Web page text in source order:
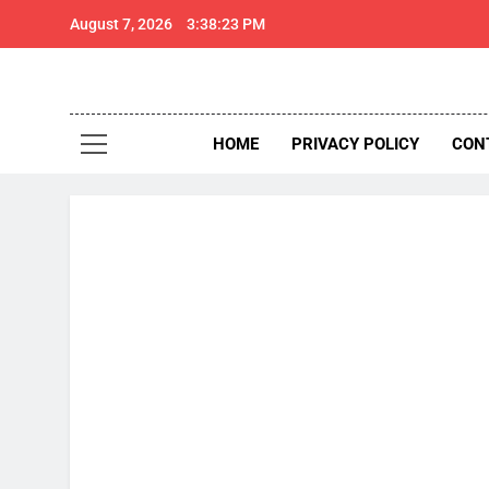
August 7, 2026 3:38:24 PM
Thar
HOME PRIVACY POLICY